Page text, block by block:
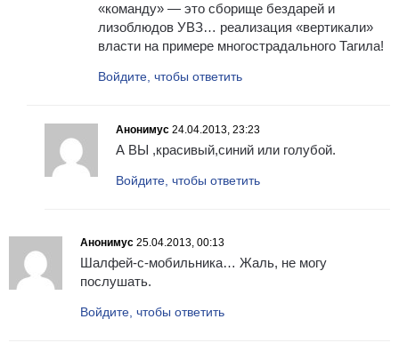
«команду» — это сборище бездарей и
лизоблюдов УВЗ… реализация «вертикали»
власти на примере многострадального Тагила!
Войдите, чтобы ответить
Анонимус 24.04.2013, 23:23
А ВЫ ,красивый,синий или голубой.
Войдите, чтобы ответить
Анонимус 25.04.2013, 00:13
Шалфей-с-мобильника… Жаль, не могу
послушать.
Войдите, чтобы ответить